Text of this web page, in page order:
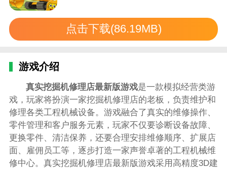
点击下载(86.19MB)
游戏介绍
真实挖掘机修理店最新版游戏是一款模拟经营类游
戏，玩家将扮演一家挖掘机修理店的老板，负责维护和
修理各类工程机械设备。游戏融合了真实的维修操作、
零件管理和客户服务元素，玩家不仅要诊断设备故障、
更换零件、清洁保养，还要合理安排维修顺序、扩展店
面、雇佣员工等，逐步打造一家声誉卓著的工程机械维
修中心。真实挖掘机修理店最新版游戏采用高精度3D建